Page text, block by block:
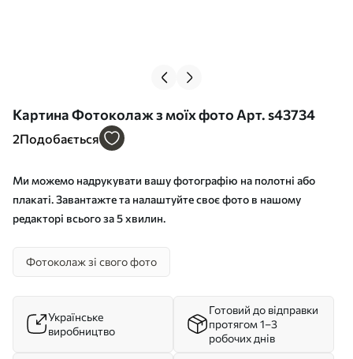
Картина Фотоколаж з моїх фото Арт. s43734
2Подобається
Ми можемо надрукувати вашу фотографію на полотні або
плакаті. Завантажте та налаштуйте своє фото в нашому
редакторі всього за 5 хвилин.
Фотоколаж зі свого фото
Українське
виробництво
Готовий до відправки
протягом 1–3
робочих днів